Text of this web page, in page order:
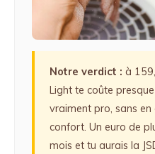
Notre verdict : à
Light te coûte
vraiment pro, sans en
confort. Un euro de
mois et tu aurais la